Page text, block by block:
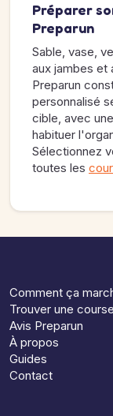
Préparer
Preparun
Sable, vase,
aux jambes et
Preparun
personnalisé
cible, avec une
habituer
Sélectionnez
toutes les
Comment ça
Trouver une course
Avis Preparun
À propos
Guides
Contact